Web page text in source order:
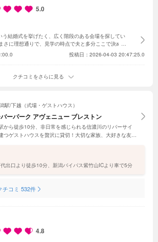
5.0
結婚式を挙げたく、 広く階段のある会場を探してい
さに理想通りで、見学の時点で夫と多分ここで決める
笑 スタッフの皆様もすごく良くしていただき、 わがま
いてありがとうございます。普段新潟には居ないの
ち合わせでしたが、リモートでも分かりやすく説明
ました。また、当日に忘れ物をしてしまうというハプ
す笑
投稿日：2026-04-03 20:47:25.0
クチコミをさらに見る
駅/下越（式場・ゲストハウス）
ーパーク アヴェニュー ブレストン
から徒歩10分、非日常を感じられる信濃川のリバーサイ
つゲストハウスを贅沢に貸切！大切な家族、大好きな友人
出口より徒歩10分、新潟バイパス紫竹山ICより車で5分
チコミ 532件
4.8